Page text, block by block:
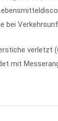
bei
verletzt
mit